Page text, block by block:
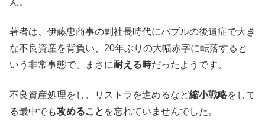
ん。
著者は、伊藤忠商事の副社長時代にバブルの後遺症で大き
な不良資産を背負い、20年ぶりの大幅赤字に転落すると
いう非常事態で、まさに耐える時だったようです。
不良資産処理をし、リストラを進めるなど縮小戦略をして
る最中でも攻めること を忘れていませんでした。